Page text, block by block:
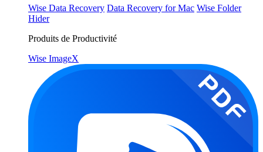
Wise Data Recovery Data Recovery for Mac Wise Folder
Hider
Produits de Productivité
Wise ImageX